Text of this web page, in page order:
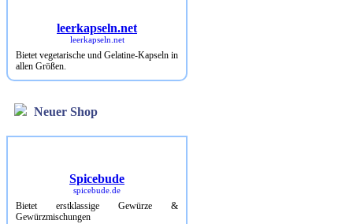
leerkapseln.net
leerkapseln.net
Bietet vegetarische und Gelatine-Kapseln in
allen Größen.
Neuer Shop
Spicebude
spicebude.de
Bietet erstklassige Gewürze &
Gewürzmischungen